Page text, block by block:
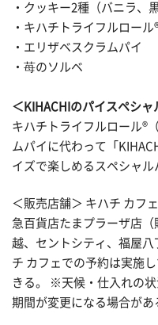
・クッキー2種（バニラ、
・キハチトライフルロール
・エリザベスクラムパイ
・苺のソルベ
＜KIHACHIのパイスペシャ
キハチトライフルロール®
ムパイに代わって「
イズで楽しめるスペシャル
＜販売店舗＞ キハチ カフ
急百貨店たまプラーザ店
越、セントシティ、福屋
チ カフェでの予約は実施
きる。 ※天候・仕入れの
期間が変更になる場合があ